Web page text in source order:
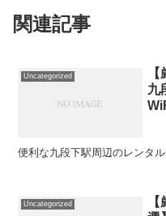
関連記事
Uncategorized
九
便利な九段下駅周辺のレンタ
Uncategorized